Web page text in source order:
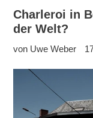
Charleroi in
der Welt?
von Uwe Weber